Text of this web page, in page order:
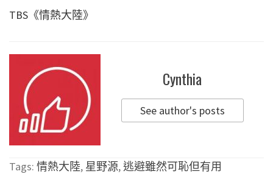
TBS《情熱大陸》
Cynthia
See author's posts
Tags: 情熱大陸, 星野源,逃避雖然可恥但有用